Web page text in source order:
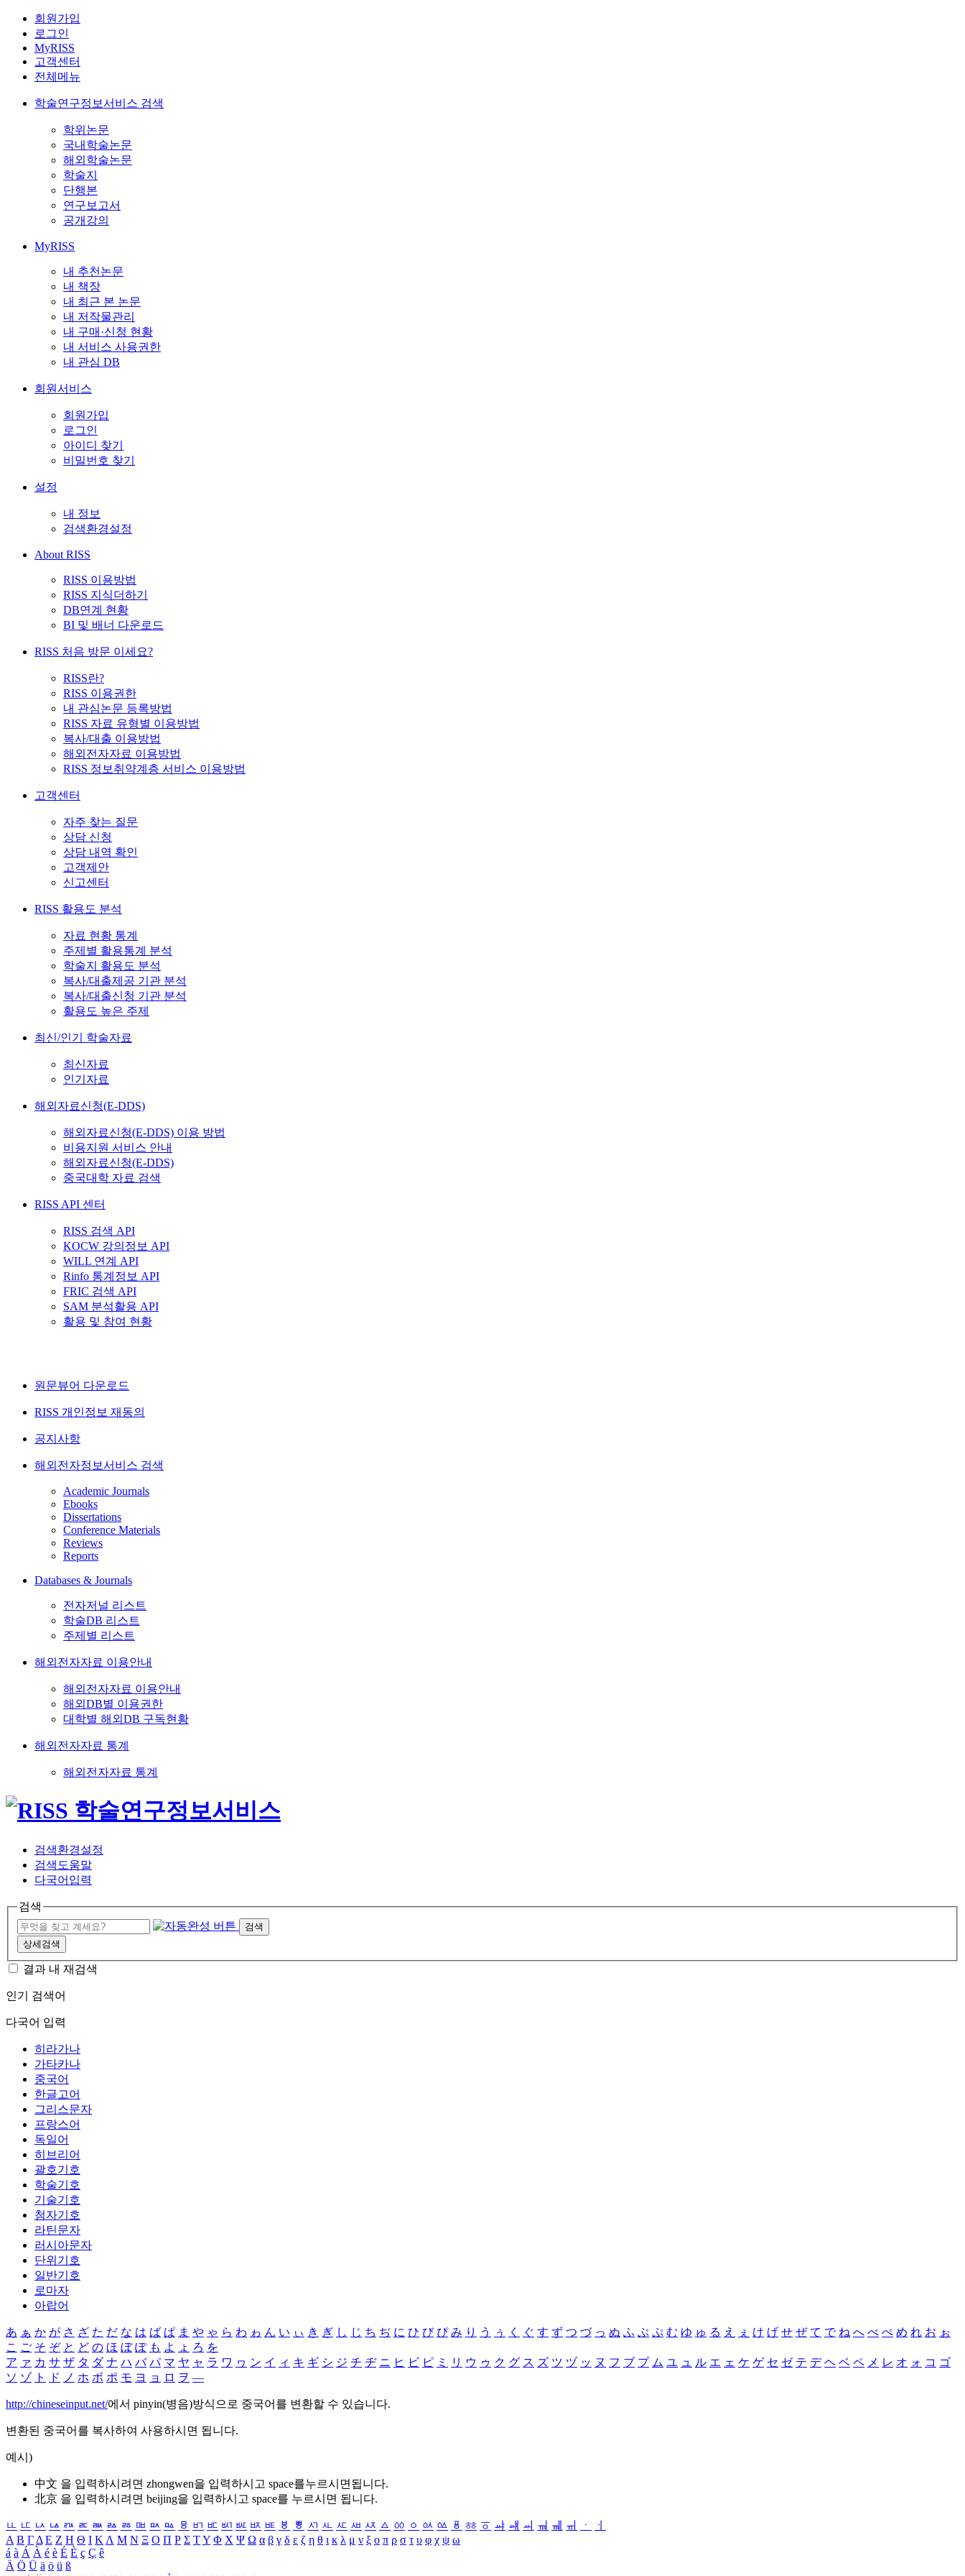
회원가입
로그인
MyRISS
고객센터
전체메뉴
학술연구정보서비스 검색
학위논문
국내학술논문
해외학술논문
학술지
단행본
연구보고서
공개강의
MyRISS
내 추천논문
내 책장
내 최근 본 논문
내 저작물관리
내 구매·신청 현황
내 서비스 사용권한
내 관심 DB
회원서비스
회원가입
로그인
아이디 찾기
비밀번호 찾기
설정
내 정보
검색환경설정
About RISS
RISS 이용방법
RISS 지식더하기
DB연계 현황
BI 및 배너 다운로드
RISS 처음 방문 이세요?
RISS란?
RISS 이용권한
내 관심논문 등록방법
RISS 자료 유형별 이용방법
복사/대출 이용방법
해외전자자료 이용방법
RISS 정보취약계층 서비스 이용방법
고객센터
자주 찾는 질문
상담 신청
상담 내역 확인
고객제안
신고센터
RISS 활용도 분석
자료 현황 통계
주제별 활용통계 분석
학술지 활용도 분석
복사/대출제공 기관 분석
복사/대출신청 기관 분석
활용도 높은 주제
최신/인기 학술자료
최신자료
인기자료
해외자료신청(E-DDS)
해외자료신청(E-DDS) 이용 방법
비용지원 서비스 안내
해외자료신청(E-DDS)
중국대학 자료 검색
RISS API 센터
RISS 검색 API
KOCW 강의정보 API
WILL 연계 API
Rinfo 통계정보 API
FRIC 검색 API
SAM 분석활용 API
활용 및 참여 현황
원문뷰어 다운로드
RISS 개인정보 재동의
공지사항
해외전자정보서비스 검색
Academic Journals
Ebooks
Dissertations
Conference Materials
Reviews
Reports
Databases & Journals
전자저널 리스트
학술DB 리스트
주제별 리스트
해외전자자료 이용안내
해외전자자료 이용안내
해외DB별 이용권한
대학별 해외DB 구독현황
해외전자자료 통계
해외전자자료 통계
검색환경설정
검색도움말
다국어입력
검색
검색
상세검색
결과 내 재검색
인기 검색어
다국어 입력
히라가나
가타카나
중국어
한글고어
그리스문자
프랑스어
독일어
히브리어
괄호기호
학술기호
기술기호
첨자기호
라틴문자
러시아문자
단위기호
일반기호
로마자
아랍어
あ ぁ か が さ ざ た だ な は ば ぱ ま や ゃ ら わ ゎ ん い ぃ き ぎ し じ ち ぢ に ひ び ぴ み り う ぅ く ぐ す ず つ づ っ ぬ ふ ぶ ぷ む ゆ ゅ る え ぇ け げ せ ぜ て で ね へ べ ぺ め れ お ぉ
こ ご そ ぞ と ど の ほ ぼ ぽ も よ ょ ろ を
ア ァ カ サ ザ タ ダ ナ ハ バ パ マ ヤ ャ ラ ワ ヮ ン イ ィ キ ギ シ ジ チ ヂ ニ ヒ ビ ピ ミ リ ウ ゥ ク グ ス ズ ツ ヅ ッ ヌ フ ブ プ ム ユ ュ ル エ ェ ケ ゲ セ ゼ テ デ ヘ ベ ペ メ レ オ ォ コ ゴ
ソ ゾ ト ド ノ ホ ボ ポ モ ヨ ョ ロ ヲ ―
http://chineseinput.net/에서 pinyin(병음)방식으로 중국어를 변환할 수 있습니다.
변환된 중국어를 복사하여 사용하시면 됩니다.
예시)
中文 을 입력하시려면 zhongwen을 입력하시고 space를누르시면됩니다.
北京 을 입력하시려면 beijing을 입력하시고 space를 누르시면 됩니다.
ㅥ ㅦ ㅧ ㅨ ㅩ ㅪ ㅫ ㅬ ㅭ ㅮ ㅯ ㅰ ㅱ ㅲ ㅳ ㅴ ㅵ ㅶ ㅷ ㅸ ㅹ ㅺ ㅻ ㅼ ㅽ ㅾ ㅿ ㆀ ㆁ ㆂ ㆃ ㆄ ㆅ ㆆ ㆇ ㆈ ㆉ ㆊ ㆋ ㆌ ㆍ
ㆎ
Α Β ΓΔ Ε Ζ Η Θ Ι ΚΛ Μ Ν Ξ Ο Π Ρ Σ ΤΥ Φ Χ Ψ Ω α β γ δ ε ζ η θ ι κ λ μ ν ξ ο π ρ σ τ υ φ χ ψ ω
á à Á À é è É È ç Ç ê
Ä Ö Ü ä ö ü ß